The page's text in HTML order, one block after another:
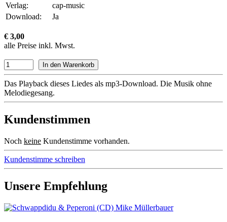
Verlag:
cap-music
Download:
Ja
€ 3,00
alle Preise inkl. Mwst.
Das Playback dieses Liedes als mp3-Download. Die Musik ohne
Melodiegesang.
Kundenstimmen
Noch keine Kundenstimme vorhanden.
Kundenstimme schreiben
Unsere Empfehlung